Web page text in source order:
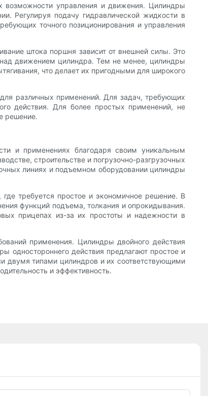
возможности управления и движения. Цилиндры
Регулируя подачу гидравлической жидкости в
точного позиционирования и управления
штока поршня зависит от внешней силы. Это
движением цилиндра. Тем не менее, цилиндры
что делает их пригодными для широкого
различных применений. Для задач, требующих
действия. Для более простых применений, не
решение.
и применениях благодаря своим уникальным
строительстве и погрузочно-разгрузочных
линиях и подъемном оборудовании цилиндры
где требуется простое и экономичное решение. В
функций подъема, толкания и опрокидывания.
прицепах из-за их простоты и надежности в
применения. Цилиндры двойного действия
одностороннего действия предлагают простое и
двумя типами цилиндров и их соответствующими
и эффективность.